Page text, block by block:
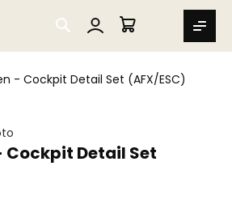
SEARCH
MIN VARUKORG
- Cockpit Detail Set (AFX/ESC)
Cockpit Detail Set